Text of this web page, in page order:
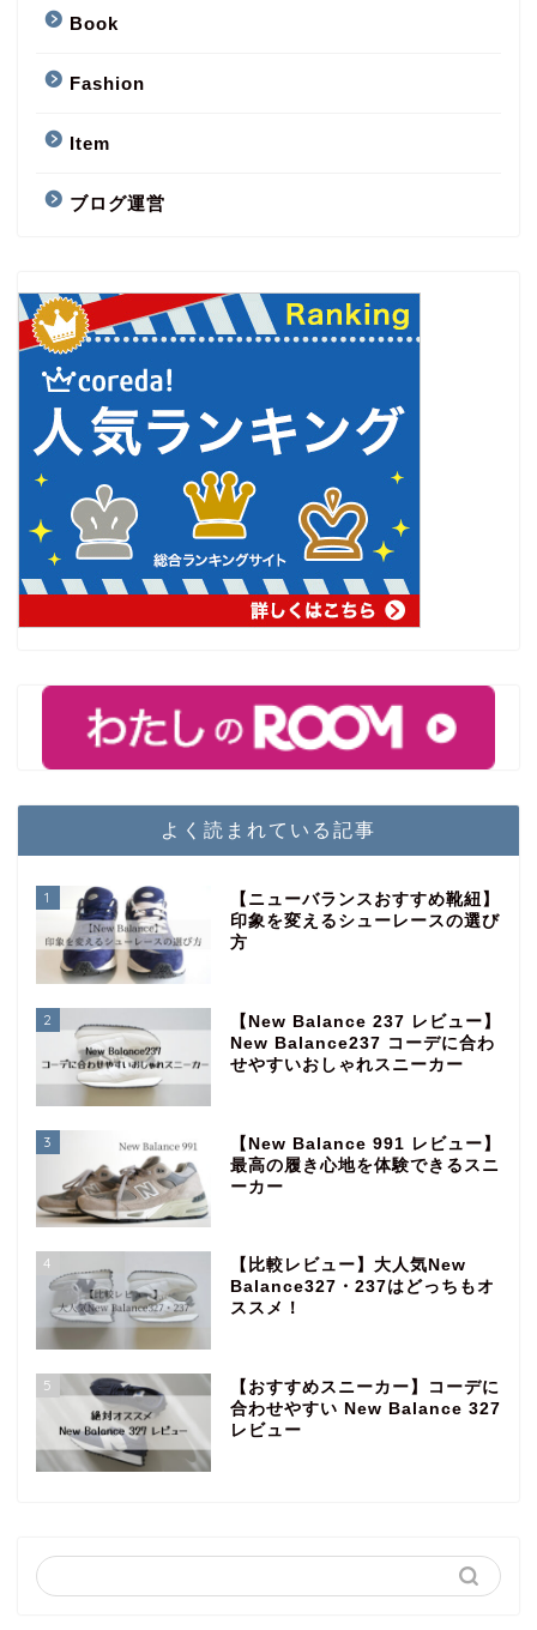
Book
Fashion
Item
ブログ運営
よく読まれている記事
1
【ニューバランスおすすめ靴紐】
印象を変えるシューレースの選び
方
2
【New Balance 237 レビュー】
New Balance237 コーデに合わ
せやすいおしゃれスニーカー
3
【New Balance 991 レビュー】
最高の履き心地を体験できるスニ
ーカー
4
【比較レビュー】大人気New
Balance327・237はどっちもオ
ススメ！
5
【おすすめスニーカー】コーデに
合わせやすい New Balance 327
レビュー